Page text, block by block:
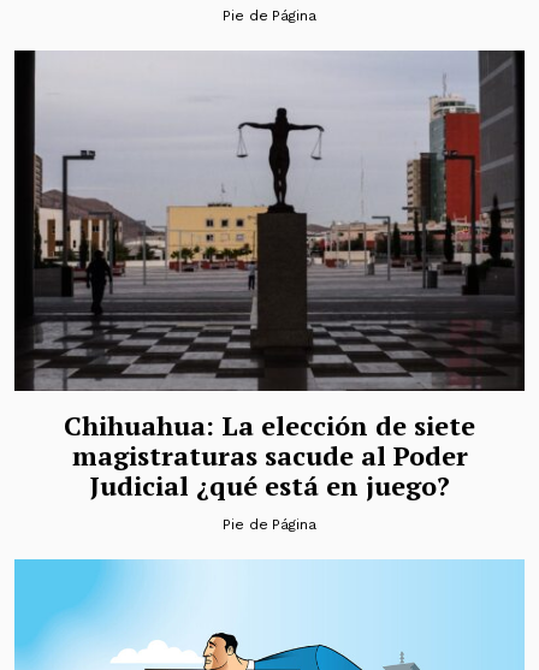
Pie de Página
Chihuahua: La elección de siete
magistraturas sacude al Poder
Judicial ¿qué está en juego?
Pie de Página